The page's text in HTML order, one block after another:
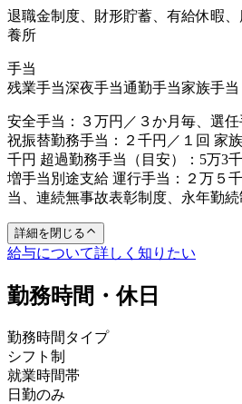
退職金制度、財形貯蓄、有給休暇
養所
手当
残業手当深夜手当通勤手当家族手当
安全手当：３万円／３か月毎、選
祝振替勤務手当：２千円／１回 家
千円 超過勤務手当（目安）：5万3
増手当別途支給 運行手当：２万５
当、連続無事故表彰制度、永年勤
詳細を閉じる
給与について詳しく知りたい
勤務時間・休日
勤務時間タイプ
シフト制
就業時間帯
日勤のみ